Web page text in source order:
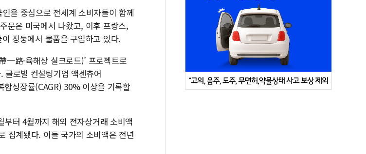
을 중심으로 전세계 소비자들이 함께
문은 미국에서 나왔고, 이후 프랑스,
징둥에서 물품을 구입하고 있다.
一路·육해상 실크로드)’ 프로젝트로
글로벌 컨설팅기업 액센츄어
성장률(CAGR) 30% 이상을 기록할
터 4월까지 해외 전자상거래 소비액
집계됐다. 이들 국가의 소비액은 전년